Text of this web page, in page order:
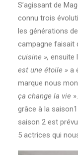
S’agissant de
connu trois
les générations
campagne faisait
cuisine », ensuite
est une étoile » a
marque nous
ça change la vie
grâce à la
saison 2 est
5 actrices qui